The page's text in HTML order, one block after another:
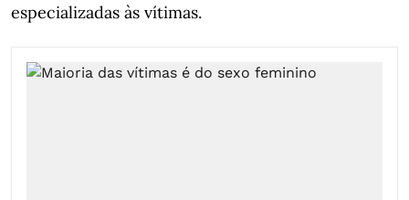
especializadas às vítimas.